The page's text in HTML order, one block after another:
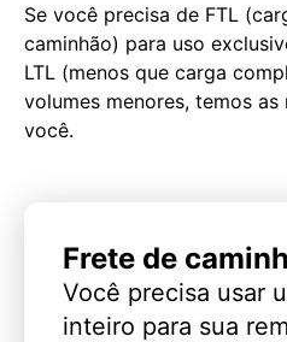
Se você precisa de FTL
caminhão) para uso
LTL (menos que carga
volumes menores, temos
você.
Frete de
Você precisa usar
inteiro para sua